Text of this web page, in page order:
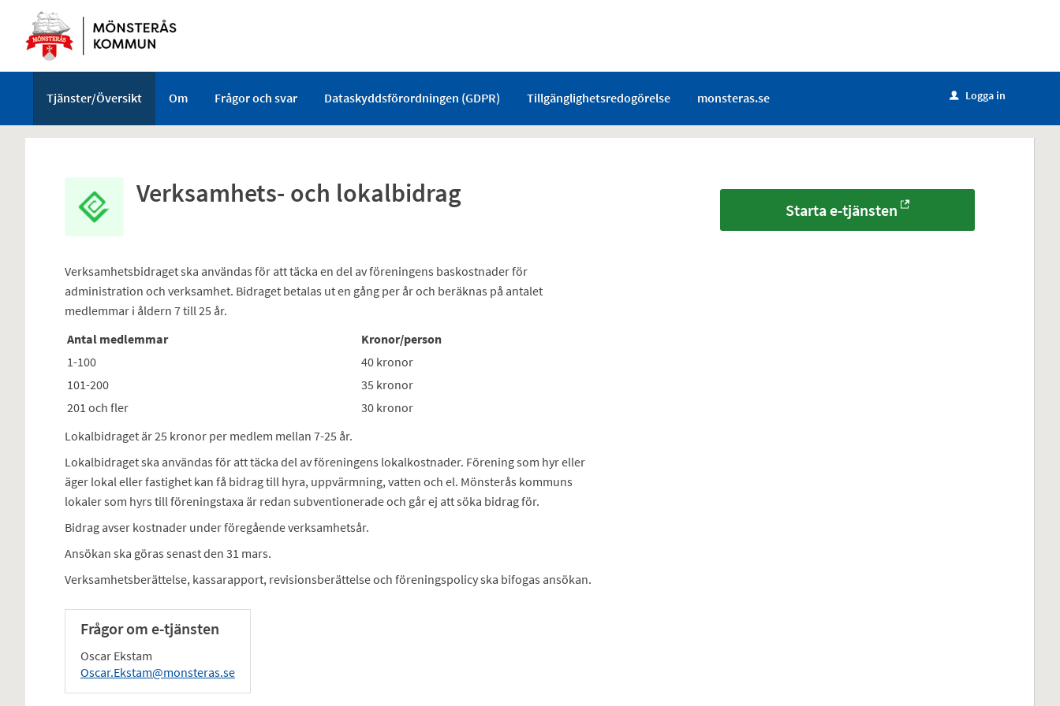
Välkommen
tjänster
Mönsterås
kommun
Tjänster/Översikt Om Frågor och svar Dataskyddsförordningen (GDPR) Tillgänglighetsredogörelse monsteras.se u Logga in
Verksamhets- och lokalbidrag
Verksamhetsbidraget ska användas för att täcka en del av föreningens baskostnader för
administration och verksamhet. Bidraget betalas ut en gång per år och beräknas på antalet
medlemmar i åldern 7 till 25 år.
Antal medlemmar
Kronor/person
1-100
40 kronor
101-200
35 kronor
201 och fler
30 kronor
Lokalbidraget är 25 kronor per medlem mellan 7-25 år.
Lokalbidraget ska användas för att täcka del av föreningens lokalkostnader. Förening som hyr eller
äger lokal eller fastighet kan få bidrag till hyra, uppvärmning, vatten och el. Mönsterås kommuns
lokaler som hyrs till föreningstaxa är redan subventionerade och går ej att söka bidrag för.
Bidrag avser kostnader under föregående verksamhetsår.
Ansökan ska göras senast den 31 mars.
Verksamhetsberättelse, kassarapport, revisionsberättelse och föreningspolicy ska bifogas ansökan.
Frågor om e-tjänsten
Oscar Ekstam
Oscar.Ekstam@monsteras.se
Starta e-tjänsten